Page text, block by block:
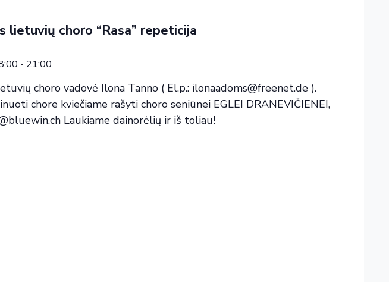
lietuvių choro “Rasa” repeticija
- 21:00
choro vadovė Ilona Tanno ( El.p.: ilonaadoms@freenet.de ).
chore kviečiame rašyti choro seniūnei EGLEI DRANEVIČIENEI,
Laukiame dainorėlių ir iš toliau!